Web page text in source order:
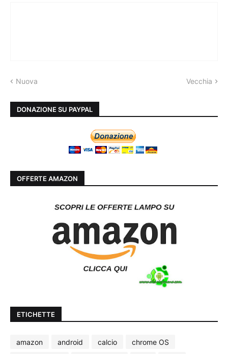
Nuova Vecchia
DONAZIONE SU PAYPAL
OFFERTE AMAZON
ETICHETTE
amazon android calcio
chrome OS